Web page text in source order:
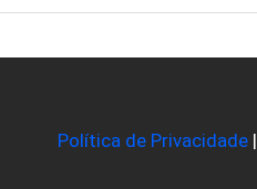
Política de Privacidade|